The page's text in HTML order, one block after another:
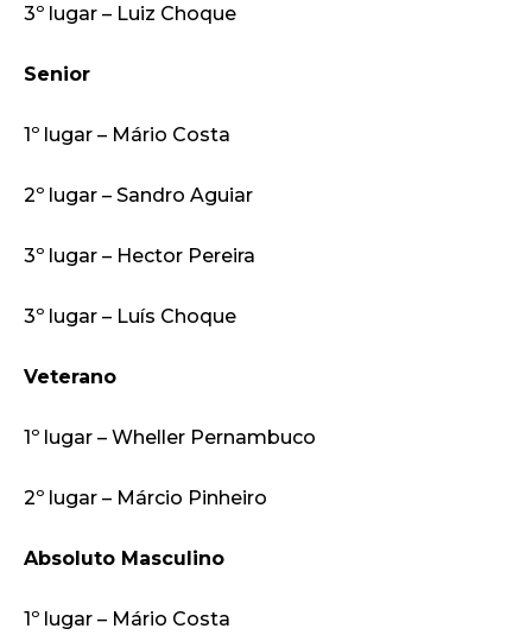
3º lugar – Luiz Choque
Senior
1º lugar – Mário Costa
2º lugar – Sandro Aguiar
3º lugar – Hector Pereira
3º lugar – Luís Choque
Veterano
1º lugar – Wheller Pernambuco
2º lugar – Márcio Pinheiro
Absoluto Masculino
1º lugar – Mário Costa